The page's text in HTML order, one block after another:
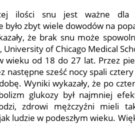
ilości snu jest ważne dla
zbyt wiele dowodów na
że brak snu może
of Chicago Medical
od 18 do 27 lat. Przez
następne sześć nocy spali
Wyniki wykazały, że po
glukozy był najmniej
zdrowi mężczyźni mieli
ludzie w podeszłym wieku.